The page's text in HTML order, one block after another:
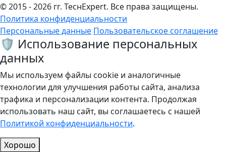
© 2015 - 2026 гг. ТеcнExpert. Все права защищены.
Политика конфиденциальности
Персональные данные Пользовательское соглашение
🛡️ Использование персональных
данных
Мы используем файлы cookie и аналогичные
технологии для улучшения работы сайта, анализа
трафика и персонализации контента. Продолжая
использовать наш сайт, вы соглашаетесь с нашей
Политикой конфиденциальности.
Хорошо